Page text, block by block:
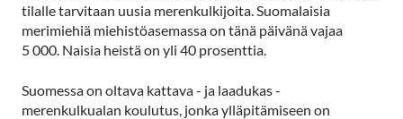
tilalle tarvitaan uusia merenkulkijoita. Suomalaisia
merimiehiä miehistöasemassa on tänä päivänä vajaa
5 000. Naisia heistä on yli 40 prosenttia.
Suomessa on oltava kattava - ja laadukas -
merenkulkualan koulutus, jonka ylläpitämiseen on